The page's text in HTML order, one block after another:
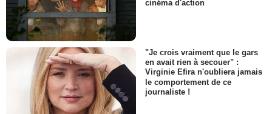
cinéma d'action
"Je crois vraiment que le gars
en avait rien à secouer" :
Virginie Efira n'oubliera jamais
le comportement de ce
journaliste !